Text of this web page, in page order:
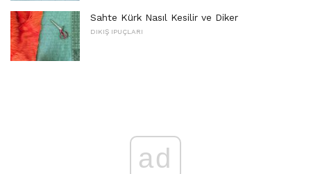
Sahte Kürk Nasıl Kesilir ve Diker
DIKIŞ IPUÇLARI
ad